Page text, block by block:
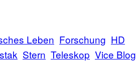
Leben Forschung HD
Stern Teleskop Vice Blog